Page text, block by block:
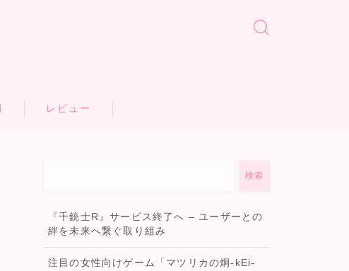
レビュー
検索
『千銃士R』サービス終了へ – ユーザーとの
絆を未来へ繋ぐ取り組み
注目の女性向けゲーム「マツリカの炯-kEi-